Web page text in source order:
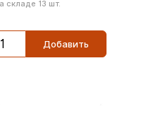
складе 13 шт.
Добавить